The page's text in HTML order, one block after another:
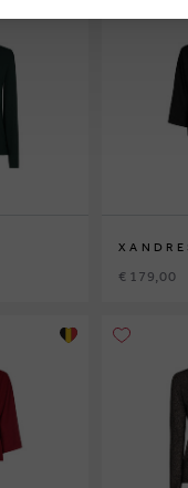
€ 179,00